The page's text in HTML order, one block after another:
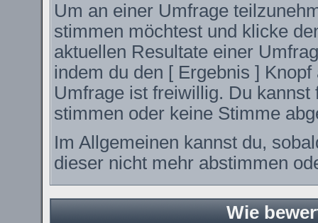
Um an einer Umfrage
stimmen möchtest und klicke
aktuellen Resultate einer
indem du den [ Ergebnis ]
Umfrage ist freiwillig. Du
stimmen oder keine Stimme
Im Allgemeinen kannst du,
dieser nicht mehr abstimmen
Wie